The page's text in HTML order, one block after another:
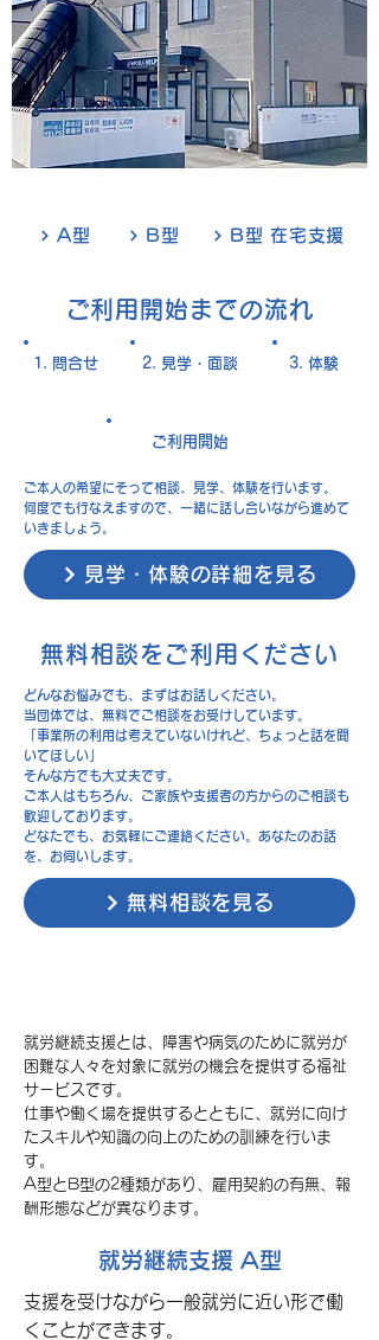
A型 B型 B型 在宅支援
​ご利用開始までの流れ
1. 問合せ 2. 見学・面談 3. 体験
ご利用開始
ご本人の希望にそって相談、見学、体験を行います。
何度でも行なえますので、一緒に話し合いながら進めて
いきましょう。
見学・体験の詳細を見る
無料相談をご利用ください
どんなお悩みでも、まずはお話しください。
当団体では、無料でご相談をお受けしています。​
「事業所の利用は考えていないけれど、ちょっと話を聞
いてほしい」
そんな方でも大丈夫です。
ご本人はもちろん、ご家族や支援者の方からのご相談も
歓迎しております。
どなたでも、お気軽にご連絡ください。あなたのお話
を、お伺いします。
無料相談を見る
就労継続支援とは、障害や病気のために就労が
困難な人々を対象に就労の機会を提供する福祉
サービスです。
仕事や働く場を提供するとともに、就労に向け
たスキルや知識の向上のための訓練を行いま
す。
A型とB型の2種類があり、雇用契約の有無、報
酬形態などが異なります。
就労継続支援 A型
支援を受けながら一般就労に近い形で働
くことができます。